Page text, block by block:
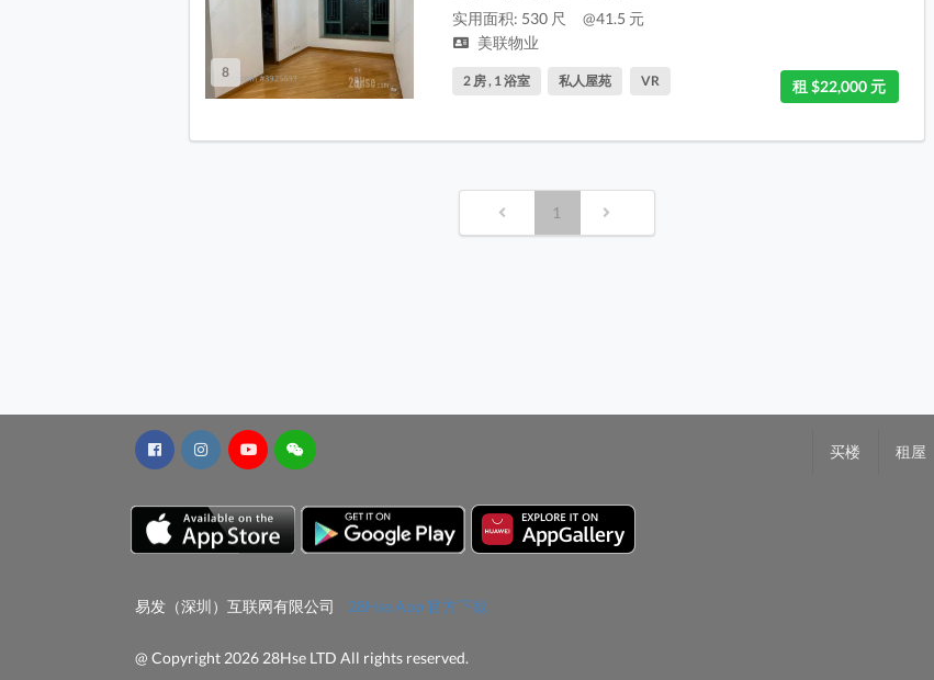
8
实用面积: 530 尺
@41.5 元
美联物业
租 $22,000 元
2 房 , 1 浴室 私人屋苑 VR
1
买楼 租屋
易发（深圳）互联网有限公司 28Hse App 官方下载
@ Copyright 2026 28Hse LTD All rights reserved.